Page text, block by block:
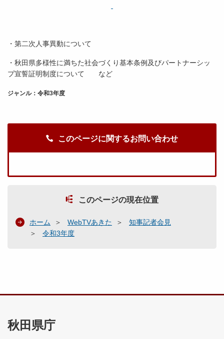
・第二次人事異動について
・秋田県多様性に満ちた社会づくり基本条例及びパートナーシッ
プ宣誓証明制度について など
ジャンル：令和3年度
このページに関するお問い合わせ
このページの現在位置
ホーム WebTVあきた
知事記者会見
令和3年度
秋田県庁